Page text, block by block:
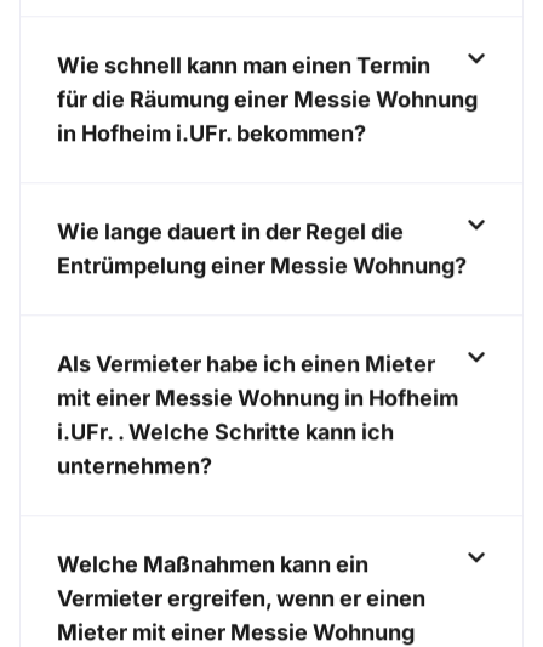
Wie schnell kann man einen Termin
für die Räumung einer Messie Wohnung
in Hofheim i.UFr. bekommen?
Wie lange dauert in der Regel die
Entrümpelung einer Messie Wohnung?
Als Vermieter habe ich einen Mieter
mit einer Messie Wohnung in Hofheim
i.UFr. . Welche Schritte kann ich
unternehmen?
Welche Maßnahmen kann ein
Vermieter ergreifen, wenn er einen
Mieter mit einer Messie Wohnung